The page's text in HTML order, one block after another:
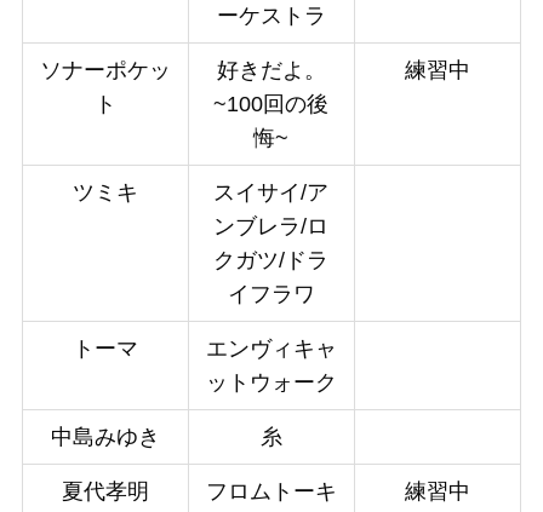
ーケストラ
ソナーポケッ
ト
好きだよ。
~100回の後
悔~
練習中
ツミキ
スイサイ/ア
ンブレラ/ロ
クガツ/ドラ
イフラワ
トーマ
エンヴィキャ
ットウォーク
中島みゆき 糸
夏代孝明
フロムトーキ
練習中